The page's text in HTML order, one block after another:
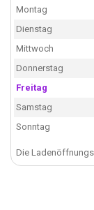
Montag
Dienstag
Mittwoch
Donnerstag
Freitag
Samstag
Sonntag
Die